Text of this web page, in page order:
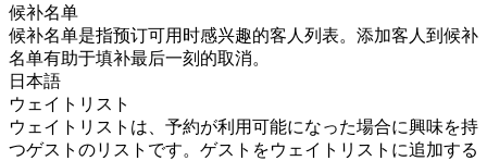
候补名单
候补名单是指预订可用时感兴趣的客人列表。添加客人到候补
名单有助于填补最后一刻的取消。
日本語
ウェイトリスト
ウェイトリストは、予約が利用可能になった場合に興味を持
つゲストのリストです。ゲストをウェイトリストに追加する